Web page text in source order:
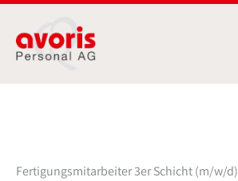
Inhalt
springen
Fertigungsmitarbeiter 3er Schicht (m/w/d)